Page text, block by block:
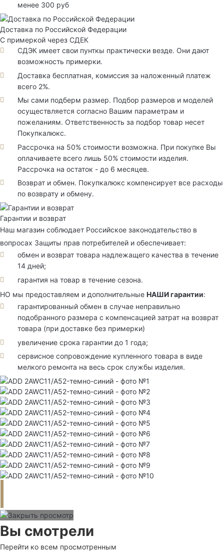
менее 300 руб
Доставка по Российской Федерации
С примеркой через СДЕК
СДЭК имеет свои пунткы практически везде. Они дают
возможность примерки.
Доставка бесплатная, комиссия за наложенный платеж
всего 2%.
Мы сами подберм размер. Подбор размеров и моделей
осуществляется согласно Вашим параметрам и
пожеланиям. Ответственность за подбор товар несет
Покупкалюкс.
Рассрочка на 50% стоимости возможна. При покупке Вы
оплачиваете всего лишь 50% стоимости изделия.
Рассрочка на остаток - до 6 месяцев.
Возврат и обмен. Покупкалюкс компенсирует все расходы
по возврату и обмену.
Гарантии и возврат
Наш магазин соблюдает Российское законодательство в
вопросах Защиты прав потребителей и обеспечивает:
обмен и возврат товара надлежащего качества в течение
14 дней;
гарантия на товар в течение сезона.
НО мы предоставляем и дополнительные НАШИ гарантии:
гарантированный обмен в случае неправильно
подобранного размера с компенсацией затрат на возврат
товара (при доставке без примерки)
увеличение срока гарантии до 1 года;
сервисное сопровождение купленного товара в виде
мелкого ремонта на весь срок службы изделия.
Вы смотрели
Перейти ко всем просмотренным